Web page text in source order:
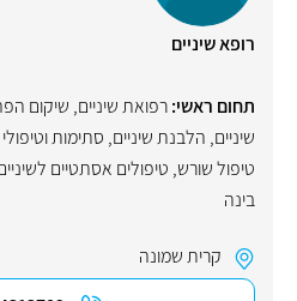
רופא שיניים
תחום ראשי:רפואת שיניים, שיקום
שיניים, הלבנת שיניים, סתימות וטיפולי
טיפול שורש, טיפולים אסתטיים
בינה
קרית שמונה